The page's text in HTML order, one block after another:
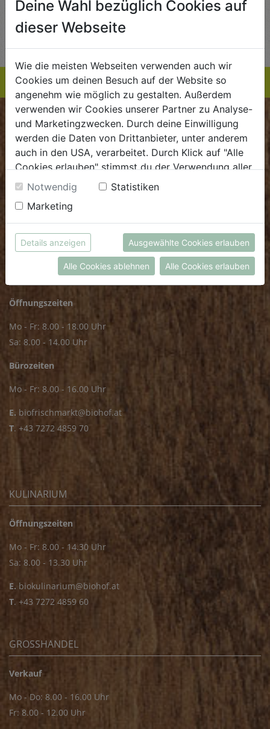
EINKAUFSLISTE
BIOKISTE
Kundenservice
Fr: 8.00 - 15.00 Uhr
dieBiokiste@biohof.at
.+43 7272 2597
FRISCHMARKT
Öffnungszeiten
Mo - Fr: 8.00 - 18.00 Uhr
Sa: 8.00 - 14.00 Uhr
Bürozeiten
Mo - Fr: 8.00 - 16.00 Uhr
E. biofrischmarkt@biohof.at
T. +43 7272 4859 70
KULINARIUM
Öffnungszeiten
Mo - Fr: 8.00 - 14.30 Uhr
Sa: 8.00 - 13.30 Uhr
E. biokulinarium@biohof.at
T. +43 7272 4859 60
GROSSHANDEL
Verkauf
Mo - Do: 8.00 - 16.00 Uhr
Fr: 8.00 - 12.00 Uhr
Deine Wahl bezüglich Cookies auf
dieser Webseite
Wie die meisten Webseiten verwenden auch wir
Cookies um deinen Besuch auf der Website so
angenehm wie möglich zu gestalten. Außerdem
verwenden wir Cookies unserer Partner zu Analyse-
und Marketingzwecken. Durch deine Einwilligung
werden die Daten von Drittanbieter, unter anderem
auch in den USA, verarbeitet. Durch Klick auf "Alle
Cookies erlauben" stimmst du der Verwendung aller
Cookies zu. Unter "Details anzeigen" findest du alle
Infos zu den unterschiedlichen Cookies, du kannst
auch entscheiden, welche Cookies du erlauben
möchtest.
Weitere Informationen findest du in unserer
Datenschutzerklärung
bzw. imImpressum
Notwendig
Statistiken
Marketing
Details anzeigen Ausgewählte Cookies erlauben
Alle Cookies ablehnen Alle Cookies erlauben